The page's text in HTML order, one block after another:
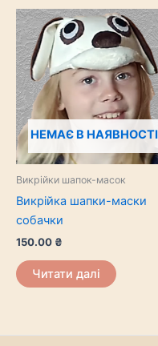
НЕМАЄ В НАЯВНОСТІ
Викрійки шапок-масок
Викрійка шапки-маски
собачки
150.00 ₴
Читати далі